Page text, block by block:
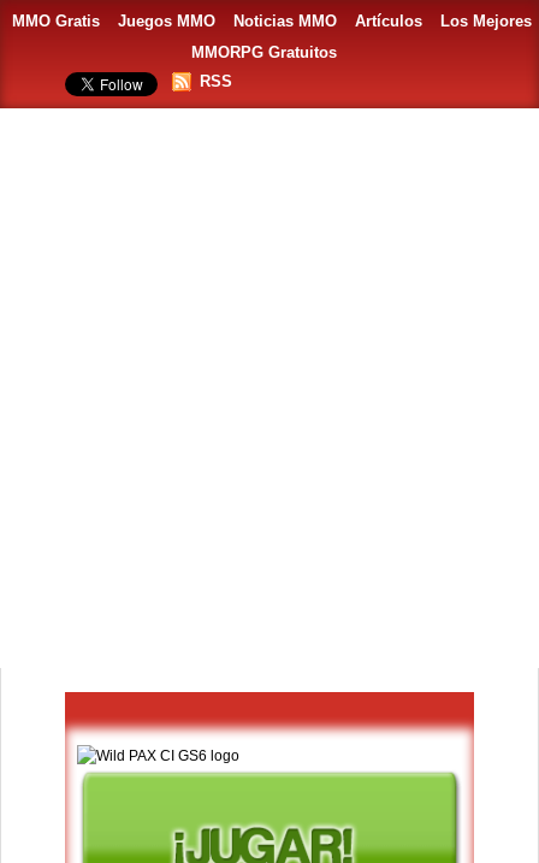
MMO Gratis Juegos MMO Noticias MMO Artículos
Los Mejores
MMORPG Gratuitos
RSS